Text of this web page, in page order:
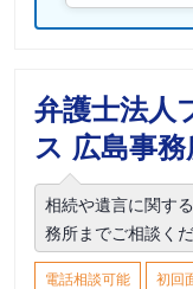
弁護士法人
ス 広島事
相続や遺言に関す
務所までご相談くだ
電話相談可能 初回